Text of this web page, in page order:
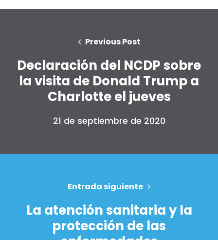
Inicio
Take Back the Courts
Trabaja con nosotros
Pulse
Previous Post
Declaración del NCDP sobre
la visita de Donald Trump a
Charlotte el jueves
21 de septiembre de 2020
Entrada siguiente
La atención sanitaria y la
protección de las